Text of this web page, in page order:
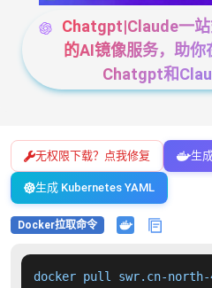
Chatgpt|Claude一
的AI镜像服务，助你
Chatgpt和
无权限下载？点我修复 生
生成 Kubernetes YAML
Docker拉取命令
docker pull swr.cn-north-